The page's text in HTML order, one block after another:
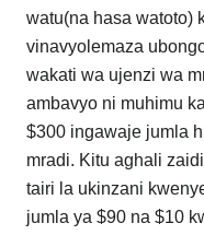
watu(na hasa watoto)
vinavyolemaza
wakati wa ujenzi wa
ambavyo ni muhimu
$300 ingawaje jumla
mradi. Kitu aghali
tairi la ukinzani
jumla ya $90 na $10